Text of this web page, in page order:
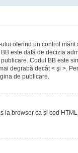
oferind un control
este dată de decizia
Codul BB este
degrabă decât < şi >.
de publicare.
la browser ca şi cod